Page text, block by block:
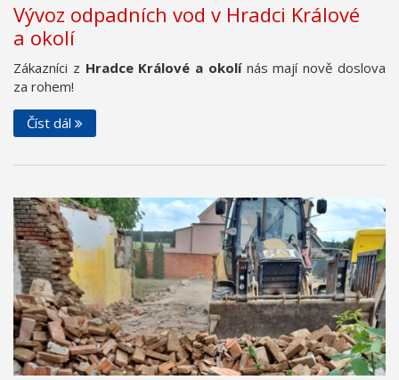
Vývoz odpadních vod v Hradci Králové
a okolí
Zákazníci z Hradce Králové a okolínás mají nově doslova
za rohem!
Číst dál